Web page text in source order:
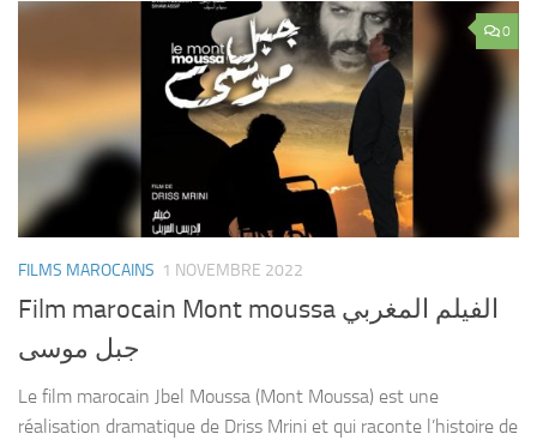
0
FILMS MAROCAINS 1 NOVEMBRE 2022
Film marocain Mont moussa الفيلم المغربي
جبل موسى
Le film marocain Jbel Moussa (Mont Moussa) est une
réalisation dramatique de Driss Mrini et qui raconte l’histoire de